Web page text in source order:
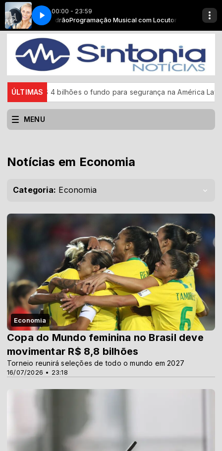
00:00 - 23:59
Padrão Programação Musical com Locutor Padrão
(Remaster) Led Zeppelin - Stairway to Heaven (Remaster)
ÚLTIMAS
bilhões o fundo para segurança na América Latina CBF
MENU
Notícias em Economia
Categoria: Economia
Economia
16/07/2026 • 23:18
Copa do Mundo feminina no Brasil deve
movimentar R$ 8,8 bilhões
Torneio reunirá seleções de todo o mundo em 2027